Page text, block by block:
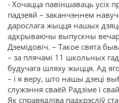
- Хочацца павіншаваць усіх
падзеяй – заканчэннем
дарослага жыцця нашых
адкрываючы выпускны
Дземідовіч. – Такое свята
– за плячамі 11 школьных
будучага шляху жыцця. Ад
– і я веру, што нашы дзеці
служэння сваёй Радзіме і
Як справядліва падкрэсліў